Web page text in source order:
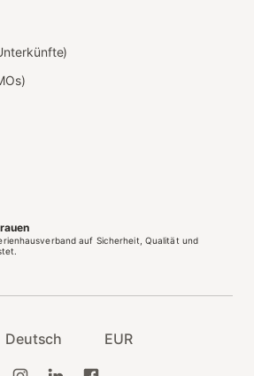
auf Sicherheit, Qualität und
Deutsch EUR